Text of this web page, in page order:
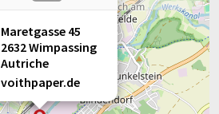
Maretgasse 45
2632 Wimpassing
Autriche
voithpaper.de